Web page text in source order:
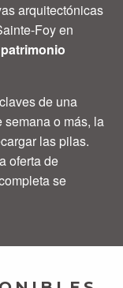
arquitectónicas
Foy en
patrimonio
de una
semana o más, la
las pilas.
oferta de
se